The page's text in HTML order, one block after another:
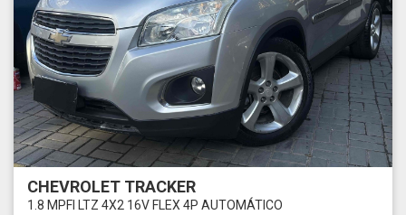
CHEVROLET TRACKER
1.8 MPFI LTZ 4X2 16V FLEX 4P AUTOMÁTICO